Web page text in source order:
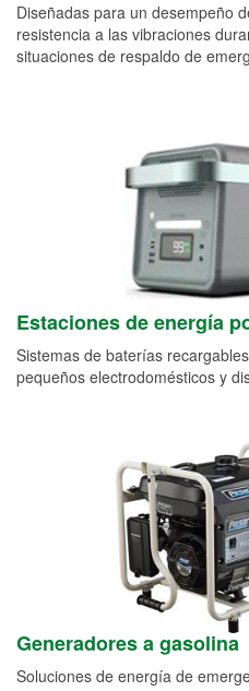
Diseñadas para un desempeño
resistencia a las vibraciones
situaciones de respaldo de
Estaciones de energía
Sistemas de baterías
pequeños electrodomésticos y
Generadores a gasolina
Soluciones de energía de